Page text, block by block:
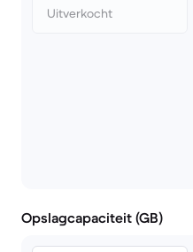
Uitverkocht
Opslagcapaciteit (GB)